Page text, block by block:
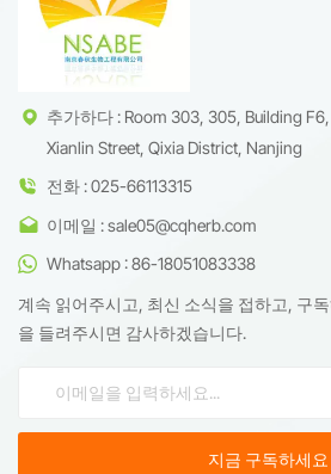
추가하다 : Room 303, 305, Building
Xianlin Street, Qixia District, Nanjing
전화 : 025-66113315
이메일 : sale05@cqherb.com
Whatsapp : 86-18051083338
계속 읽어주시고, 최신 소식을 접하고, 구
을 들려주시면 감사하겠습니다.